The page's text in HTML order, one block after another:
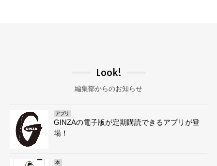
Look!
編集部からのお知らせ
アプリ
GINZAの電子版が定期購読できるアプリが登
場！
本